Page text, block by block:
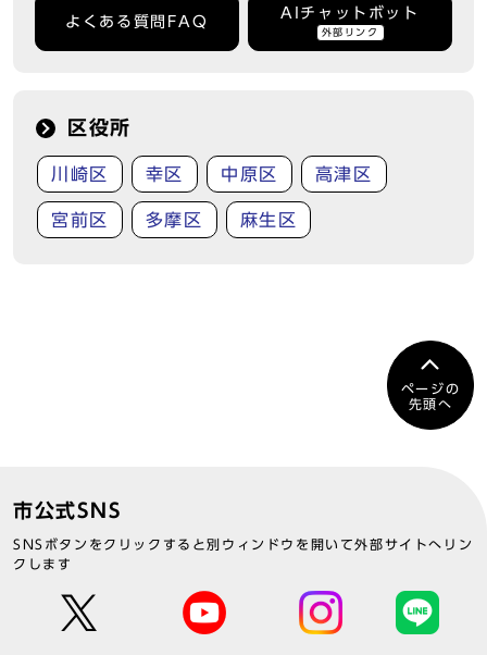
よくある質問FAQ
AIチャットボット
外部リンク
区役所
川崎区 幸区 中原区 高津区
宮前区 多摩区 麻生区
ページの
先頭へ
市公式SNS
SNSボタンをクリックすると別ウィンドウを開いて外部サイトへリン
クします